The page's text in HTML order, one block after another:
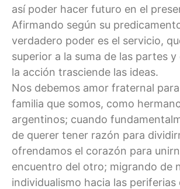
así poder hacer futuro en el
Afirmando según su
verdadero poder es el servicio,
superior a la suma de las partes y
la acción trasciende las ideas.
Nos debemos amor fraternal
familia que somos, como
argentinos; cuando
de querer tener razón para
ofrendamos el corazón para
encuentro del otro; migrando de
individualismo hacia las periferias